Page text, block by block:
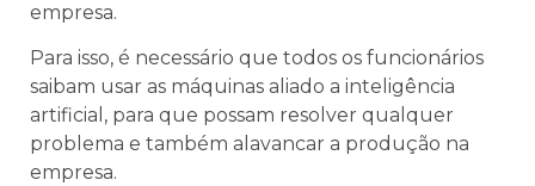
empresa.
Para isso, é necessário que todos os funcionários
saibam usar as máquinas aliado a inteligência
artificial, para que possam resolver qualquer
problema e também alavancar a produção na
empresa.